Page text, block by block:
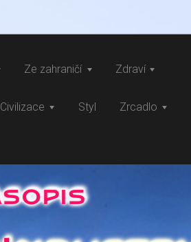
Ze zahraničí Zdraví
Civilizace Styl Zrcadlo